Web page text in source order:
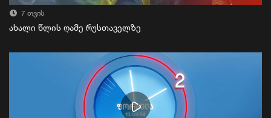
7 თვის
ახალი წლის ღამე რუსთაველზე